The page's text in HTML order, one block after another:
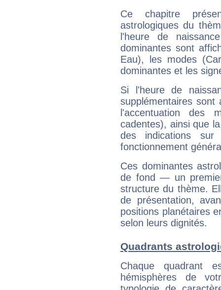
Ce chapitre
astrologiques du
l'heure de
dominantes sont
Eau), les modes
dominantes et les
Si l'heure de
supplémentaires sont
l'accentuation des
cadentes), ainsi que
des indications sur
fonctionnement
Ces dominantes
de fond — un
structure du thème.
de présentation,
positions planétaires
selon leurs dignités.
Quadrants
Chaque quadrant
hémisphères de